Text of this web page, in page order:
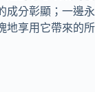
成分彰顯；一邊永
地享用它帶來的所